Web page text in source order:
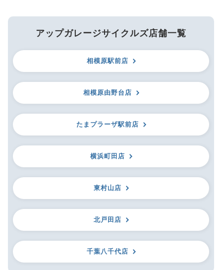
アップガレージサイクルズ店舗一覧
相模原駅前店
相模原由野台店
たまプラーザ駅前店
横浜町田店
東村山店
北戸田店
千葉八千代店